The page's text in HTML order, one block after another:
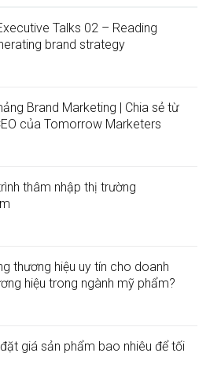
Talks 02 – Reading
brand strategy
Brand Marketing | Chia sẻ từ
của Tomorrow Marketers
thâm nhập thị trường
thương hiệu uy tín cho doanh
hiệu trong ngành mỹ phẩm?
giá sản phẩm bao nhiêu để tối